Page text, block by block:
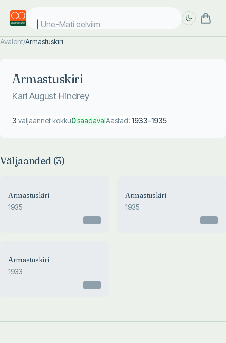
Une-Mati eelviima
Avaleht/Armastuskiri
Armastuskiri
Karl August Hindrey
3 väljaannet kokku0saadavalAastad: 1933–1935
Väljaanded (3)
Armastuskiri
1935
Armastuskiri
1935
Armastuskiri
1933